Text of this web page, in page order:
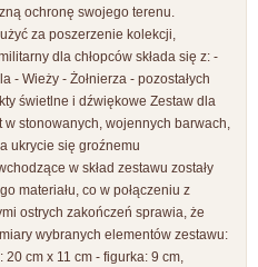
ochronę swojego terenu.
za poszerzenie kolekcji,
dla chłopców składa się z: -
- Wieży - Żołnierza - pozostałych
świetlne i dźwiękowe Zestaw dla
w stonowanych, wojennych barwach,
ukrycie się groźnemu
w skład zestawu zostały
materiału, co w połączeniu z
ostrych zakończeń sprawia, że
wybranych elementów zestawu:
cm x 11 cm - figurka: 9 cm,